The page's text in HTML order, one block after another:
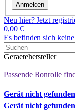
Anmelden
Neu hier? Jetzt
0,00 €
Es befinden sich
Geraetehersteller
Passende Bonrolle
Gerät nicht
Gerät nicht